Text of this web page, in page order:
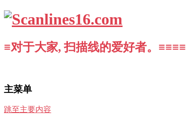
≡对于大家, 扫描线的爱好者。≡≡≡≡
主菜单
跳至主要内容